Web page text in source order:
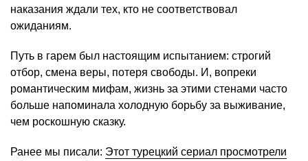
наказания ждали тех, кто не соответствовал
ожиданиям.
Путь в гарем был настоящим испытанием: строгий
отбор, смена веры, потеря свободы. И, вопреки
романтическим мифам, жизнь за этими стенами часто
больше напоминала холодную борьбу за выживание,
чем роскошную сказку.
Ранее мы писали: Этот турецкий сериал просмотрели